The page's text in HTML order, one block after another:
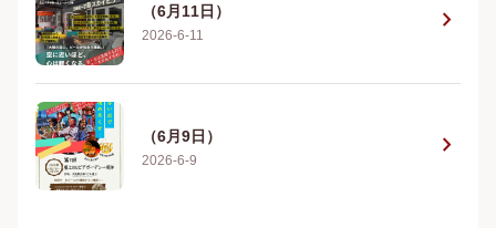
（6月11日）
2026-6-11 chevron_right
（6月9日）
2026-6-9 chevron_right